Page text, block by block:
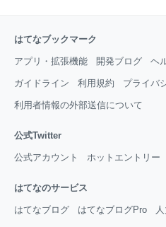
はてなブックマーク
アプリ・拡張機能 開発ブログ ヘ
ガイドライン 利用規約 プライバ
利用者情報の外部送信について
公式Twitter
公式アカウント ホットエントリー
はてなのサービス
はてなブログ はてなブログPro